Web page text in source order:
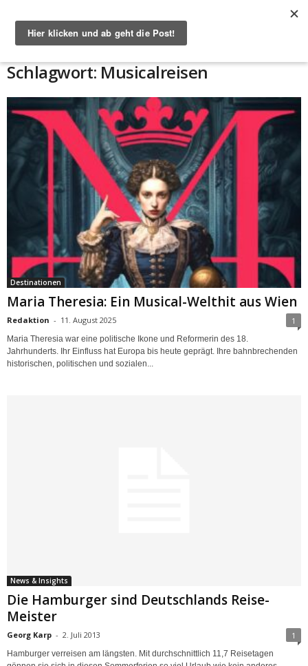
Schlagwort: Musicalreisen
Destinationen
Maria Theresia: Ein Musical-Welthit aus Wien
Redaktion - 11. August 2025 1
Maria Theresia war eine politische Ikone und Reformerin des 18.
Jahrhunderts. Ihr Einfluss hat Europa bis heute geprägt. Ihre bahnbrechenden
historischen, politischen und sozialen...
News & Insights
Die Hamburger sind Deutschlands Reise-
Meister
Georg Karp - 2. Juli 2013 1
Hamburger verreisen am längsten. Mit durchschnittlich 11,7 Reisetagen